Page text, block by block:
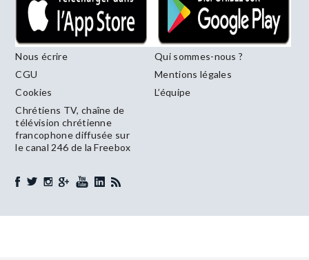
Nous écrire
Qui sommes-nous ?
CGU
Mentions légales
Cookies
L’équipe
Chrétiens TV, chaîne de
télévision chrétienne
francophone diffusée sur
le canal 246 de la Freebox